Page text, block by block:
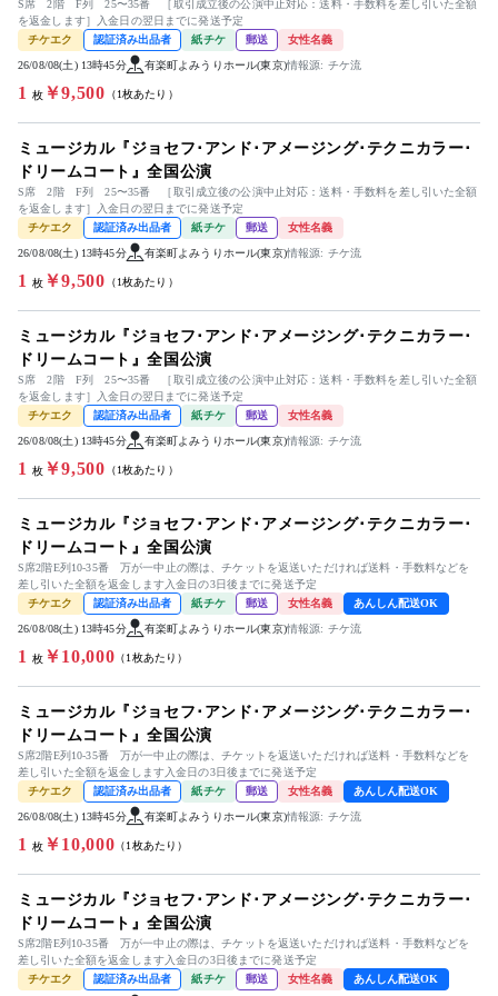
S席 2階 F列 25〜35番 ［取引成立後の公演中止対応：送料・手数料を差し引いた全額
を返金します］入金日の翌日までに発送予定
チケエク
認証済み出品者 紙チケ 郵送 女性名義
26/08/08(土) 13時45分 有楽町よみうりホール(東京)情報源: チケ流
1 枚￥9,500 （1枚あたり）
ミュージカル『ジョセフ･アンド･アメージング･テクニカラー･
ドリームコート』全国公演
S席 2階 F列 25〜35番 ［取引成立後の公演中止対応：送料・手数料を差し引いた全額
を返金します］入金日の翌日までに発送予定
チケエク
認証済み出品者 紙チケ 郵送 女性名義
26/08/08(土) 13時45分 有楽町よみうりホール(東京)情報源: チケ流
1 枚￥9,500 （1枚あたり）
ミュージカル『ジョセフ･アンド･アメージング･テクニカラー･
ドリームコート』全国公演
S席 2階 F列 25〜35番 ［取引成立後の公演中止対応：送料・手数料を差し引いた全額
を返金します］入金日の翌日までに発送予定
チケエク
認証済み出品者 紙チケ 郵送 女性名義
26/08/08(土) 13時45分 有楽町よみうりホール(東京)情報源: チケ流
1 枚￥9,500 （1枚あたり）
ミュージカル『ジョセフ･アンド･アメージング･テクニカラー･
ドリームコート』全国公演
S席2階E列10-35番 万が一中止の際は、チケットを返送いただければ送料・手数料などを
差し引いた全額を返金します入金日の3日後までに発送予定
チケエク
認証済み出品者 紙チケ 郵送 女性名義 あんしん配送OK
26/08/08(土) 13時45分 有楽町よみうりホール(東京)情報源: チケ流
1 枚￥10,000 （1枚あたり）
ミュージカル『ジョセフ･アンド･アメージング･テクニカラー･
ドリームコート』全国公演
S席2階E列10-35番 万が一中止の際は、チケットを返送いただければ送料・手数料などを
差し引いた全額を返金します入金日の3日後までに発送予定
チケエク
認証済み出品者 紙チケ 郵送 女性名義 あんしん配送OK
26/08/08(土) 13時45分 有楽町よみうりホール(東京)情報源: チケ流
1 枚￥10,000 （1枚あたり）
ミュージカル『ジョセフ･アンド･アメージング･テクニカラー･
ドリームコート』全国公演
S席2階E列10-35番 万が一中止の際は、チケットを返送いただければ送料・手数料などを
差し引いた全額を返金します入金日の3日後までに発送予定
チケエク
認証済み出品者 紙チケ 郵送 女性名義 あんしん配送OK